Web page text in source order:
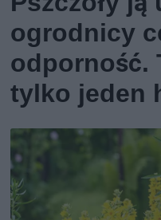
ogrodnicy
odporność.
tylko jeden